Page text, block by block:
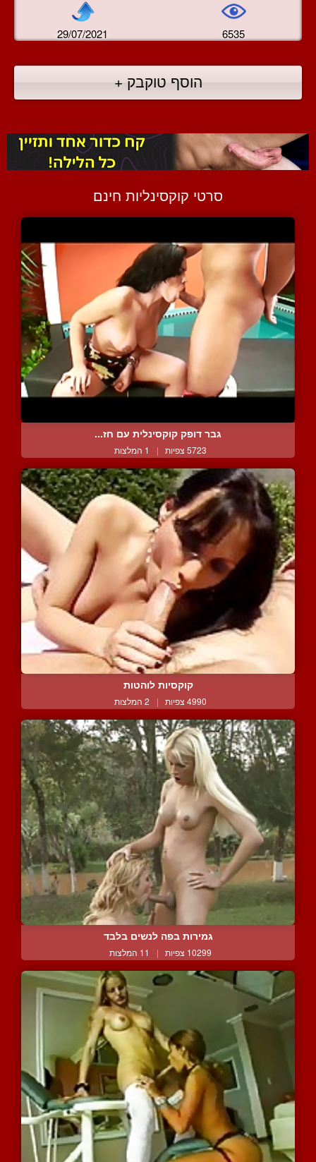
29/07/2021 6535
הוסף טוקבק +
סרטי קוקסינליות חינם
גבר דופק קוקסינלית עם חז...
5723 צפיות | 1 המלצות
קוקסיות לוהטות
4990 צפיות | 2 המלצות
גמירות בפה לנשים בלבד
10299 צפיות | 11 המלצות